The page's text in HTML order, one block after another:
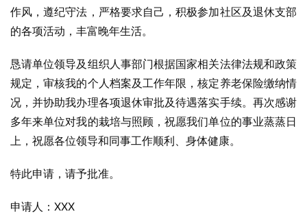
作风，遵纪守法，严格要求自己，积极参加社区及退休支部
的各项活动，丰富晚年生活。
恳请单位领导及组织人事部门根据国家相关法律法规和政策
规定，审核我的个人档案及工作年限，核定养老保险缴纳情
况，并协助我办理各项退休审批及待遇落实手续。再次感谢
多年来单位对我的栽培与照顾，祝愿我们单位的事业蒸蒸日
上，祝愿各位领导和同事工作顺利、身体健康。
特此申请，请予批准。
申请人：XXX